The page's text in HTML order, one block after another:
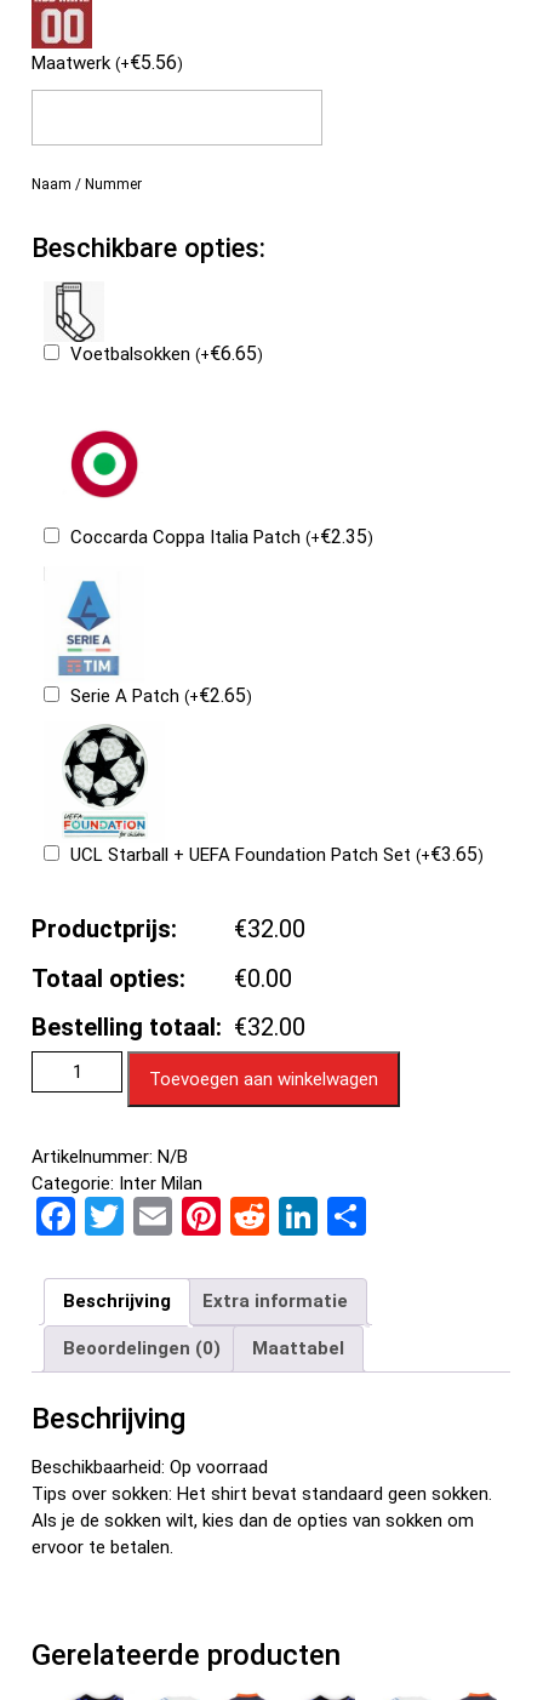
Maatwerk(+€5.56)
Naam / Nummer
Beschikbare opties:
Voetbalsokken(+€6.65)
Coccarda Coppa Italia Patch(+€2.35)
Serie A Patch(+€2.65)
UCL Starball + UEFA Foundation Patch Set(+€3.65)
Productprijs:
€32.00
Totaal opties:
€0.00
Bestelling totaal: €32.00
Toevoegen aan winkelwagen
Artikelnummer:N/B
Categorie: Inter Milan
F
ce
b
o
o
k
T
tt
er
E
ail
Pi
er
es
t
R
d
di
t
Li
ke
dI
n
e
n
Beschrijving Extra informatie
Beoordelingen (0) Maattabel
Beschrijving
Beschikbaarheid: Op voorraad
Tips over sokken: Het shirt bevat standaard geen sokken.
Als je de sokken wilt, kies dan de opties van sokken om
ervoor te betalen.
Gerelateerde producten